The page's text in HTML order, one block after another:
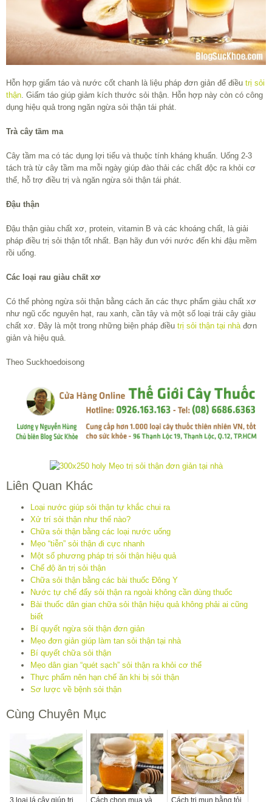
Hỗn hợp giấm táo và nước cốt chanh là liệu pháp đơn giản để điều trị sỏi
thận . Giấm táo giúp giảm kích thước sỏi thận. Hỗn hợp này còn có công
dụng hiệu quả trong ngăn ngừa sỏi thận tái phát.
Trà cây tầm ma
Cây tầm ma có tác dụng lợi tiểu và thuộc tính kháng khuẩn. Uống 2-3
tách trà từ cây tầm ma mỗi ngày giúp đào thải các chất độc ra khỏi cơ
thể, hỗ trợ điều trị và ngăn ngừa sỏi thận tái phát.
Đậu thận
Đậu thận giàu chất xơ, protein, vitamin B và các khoáng chất, là giải
pháp điều trị sỏi thận tốt nhất. Bạn hãy đun với nước đến khi đậu mềm
rồi uống.
Các loại rau giàu chất xơ
Có thể phòng ngừa sỏi thận bằng cách ăn các thực phẩm giàu chất xơ
như ngũ cốc nguyên hạt, rau xanh, cần tây và một số loại trái cây giàu
chất xơ. Đây là một trong những biện pháp điều trị sỏi thận tại nhà đơn
giản và hiệu quả.
Theo Suckhoedoisong
Liên Quan Khác
Loại nước giúp sỏi thận tự khắc chui ra
Xử trí sỏi thận như thế nào?
Chữa sỏi thận bằng các loại nước uống
Mẹo “tiễn” sỏi thận đi cực nhanh
Một số phương pháp trị sỏi thận hiệu quả
Chế độ ăn trị sỏi thận
Chữa sỏi thận bằng các bài thuốc Đông Y
Nước tự chế đẩy sỏi thận ra ngoài không cần dùng thuốc
Bài thuốc dân gian chữa sỏi thận hiệu quả không phải ai cũng
biết
Bí quyết ngừa sỏi thận đơn giản
Mẹo đơn giản giúp làm tan sỏi thận tại nhà
Bí quyết chữa sỏi thận
Mẹo dân gian “quét sạch” sỏi thận ra khỏi cơ thể
Thực phẩm nên hạn chế ăn khi bị sỏi thận
Sơ lược về bệnh sỏi thận
Cùng Chuyên Mục
3 loại lá cây giúp trị Cách chọn mua và Cách trị mụn bằng tỏi